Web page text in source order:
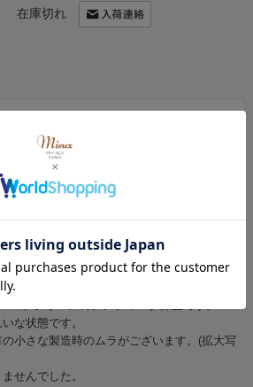
在庫切れ
」シリーズのアンティーク深皿です。
な状態です。
小さな製造時のムラがございます。(拡大写
せんでした。